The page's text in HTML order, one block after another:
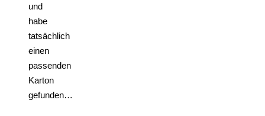
und
habe
tatsächlich
einen
passenden
Karton
gefunden…